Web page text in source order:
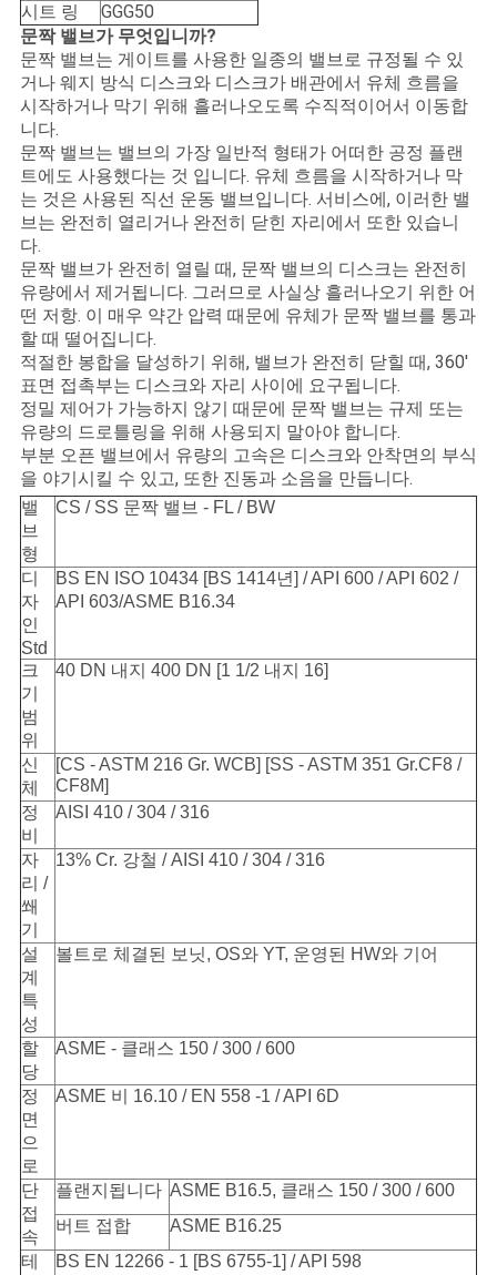
세
요
사
이
트
맵
PRIVACY
POLICY
시트 링
GGG50
문짝 밸브가 무엇입니까?
문짝 밸브는 게이트를 사용한 일종의 밸브로 규정될 수 있
거나 웨지 방식 디스크와 디스크가 배관에서 유체 흐름을
시작하거나 막기 위해 흘러나오도록 수직적이어서 이동합
니다.
문짝 밸브는 밸브의 가장 일반적 형태가 어떠한 공정 플랜
트에도 사용했다는 것 입니다. 유체 흐름을 시작하거나 막
는 것은 사용된 직선 운동 밸브입니다. 서비스에, 이러한 밸
브는 완전히 열리거나 완전히 닫힌 자리에서 또한 있습니
다.
문짝 밸브가 완전히 열릴 때, 문짝 밸브의 디스크는 완전히
유량에서 제거됩니다. 그러므로 사실상 흘러나오기 위한 어
떤 저항. 이 매우 약간 압력 때문에 유체가 문짝 밸브를 통과
할 때 떨어집니다.
적절한 봉합을 달성하기 위해, 밸브가 완전히 닫힐 때, 360'
표면 접촉부는 디스크와 자리 사이에 요구됩니다.
정밀 제어가 가능하지 않기 때문에 문짝 밸브는 규제 또는
유량의 드로틀링을 위해 사용되지 말아야 합니다.
부분 오픈 밸브에서 유량의 고속은 디스크와 안착면의 부식
을 야기시킬 수 있고, 또한 진동과 소음을 만듭니다.
밸
브
형
CS / SS 문짝 밸브 - FL / BW
디
자
인
Std
BS EN ISO 10434 [BS 1414년] / API 600 / API 602 /
API 603/ASME B16.34
크
기
범
위
40 DN 내지 400 DN [1 1/2 내지 16]
신
체
[CS - ASTM 216 Gr. WCB] [SS - ASTM 351 Gr.CF8 /
CF8M]
정
비
AISI 410 / 304 / 316
자
리 /
쐐
기
13% Cr. 강철 / AISI 410 / 304 / 316
설
계
특
성
볼트로 체결된 보닛, OS와 YT, 운영된 HW와 기어
할
당
ASME - 클래스 150 / 300 / 600
정
면
으
로
ASME 비 16.10 / EN 558 -1 / API 6D
단
접
속
플랜지됩니다 ASME B16.5, 클래스 150 / 300 / 600
버트 접합
ASME B16.25
테
BS EN 12266 - 1 [BS 6755-1] / API 598